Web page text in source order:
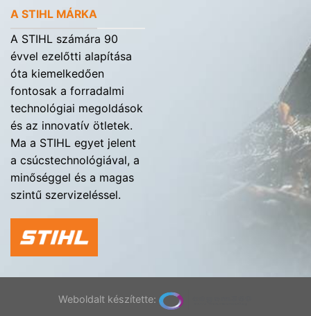
A STIHL MÁRKA
A STIHL számára 90
évvel ezelőtti alapítása
óta kiemelkedően
fontosak a forradalmi
technológiai megoldások
és az innovatív ötletek.
Ma a STIHL egyet jelent
a csúcstechnológiával, a
minőséggel és a magas
szintű szervizeléssel.
Weboldalt készítette: